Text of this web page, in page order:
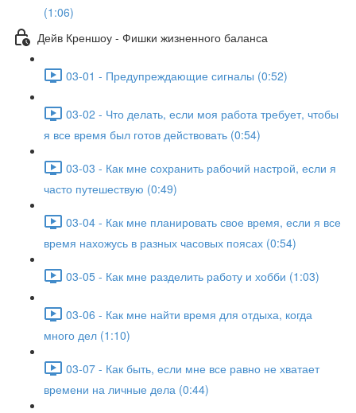
(1:06)
Дейв Креншоу - Фишки жизненного баланса
03-01 - Предупреждающие сигналы (0:52)
03-02 - Что делать, если моя работа требует, чтобы
я все время был готов действовать (0:54)
03-03 - Как мне сохранить рабочий настрой, если я
часто путешествую (0:49)
03-04 - Как мне планировать свое время, если я все
время нахожусь в разных часовых поясах (0:54)
03-05 - Как мне разделить работу и хобби (1:03)
03-06 - Как мне найти время для отдыха, когда
много дел (1:10)
03-07 - Как быть, если мне все равно не хватает
времени на личные дела (0:44)